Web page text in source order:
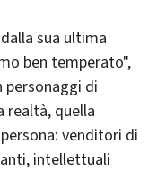
sua ultima
ben temperato",
personaggi di
realtà, quella
venditori di
intellettuali